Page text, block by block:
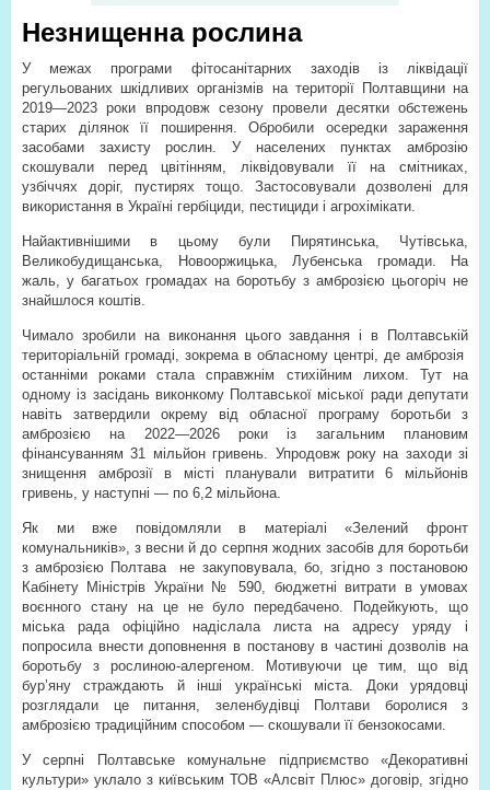
Незнищенна рослина
У межах програми фітосанітарних заходів із ліквідації
регульованих шкідливих організмів на території Полтавщини на
2019—2023 роки впродовж сезону провели десятки обстежень
старих ділянок її поширення. Обробили осередки зараження
засобами захисту рослин. У населених пунктах амброзію
скошували перед цвітінням, ліквідовували її на смітниках,
узбіччях доріг, пустирях тощо. Застосовували дозволені для
використання в Україні гербіциди, пестициди і агрохімікати.
Найактивнішими в цьому були Пирятинська, Чутівська,
Великобудищанська, Новооржицька, Лубенська громади. На
жаль, у багатьох громадах на боротьбу з амброзією цьогоріч не
знайшлося коштів.
Чимало зробили на виконання цього завдання і в Полтавській
територіальній громаді, зокрема в обласному центрі, де амброзія
останніми роками стала справжнім стихійним лихом. Тут на
одному із засідань виконкому Полтавської міської ради депутати
навіть затвердили окрему від обласної програму боротьби з
амброзією на 2022—2026 роки із загальним плановим
фінансуванням 31 мільйон гривень. Упродовж року на заходи зі
знищення амброзії в місті планували витратити 6 мільйонів
гривень, у наступні — по 6,2 мільйона.
Як ми вже повідомляли в матеріалі «Зелений фронт
комунальників», з весни й до серпня жодних засобів для боротьби
з амброзією Полтава
не закуповувала, бо, згідно з постановою
Кабінету Міністрів України № 590, бюджетні витрати в умовах
воєнного стану на це не було передбачено. Подейкують, що
міська рада офіційно надіслала листа на адресу уряду і
попросила внести доповнення в постанову в частині дозволів на
боротьбу з рослиною-алергеном. Мотивуючи це тим, що від
бур’яну страждають й інші українські міста. Доки урядовці
розглядали це питання, зеленбудівці Полтави боролися з
амброзією традиційним способом — скошували її бензокосами.
У серпні Полтавське комунальне підприємство «Декоративні
культури» уклало з київським ТОВ «Алсвіт Плюс» договір, згідно